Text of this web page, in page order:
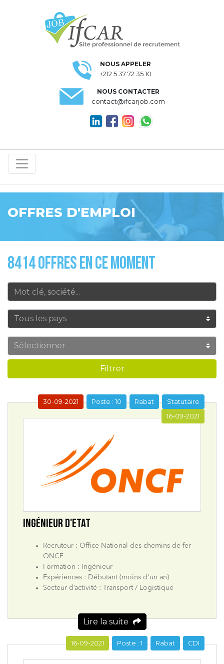
NOUS APPELER
+212 5 37 72 35 10
NOUS CONTACTER
contact@ifcarjob.com
OFFRES D'EMPLOI
8414 OFFRES EN CE MOMENT
Filtrer
INGÉNIEUR D'ETAT
Recruteur : Office National des chemins de fer-
ONCF
Formation : Ingénieur
Expériences : Débutant (moins d'un an)
Secteur d’activité : Transport / Logistique
Lire la suite
Statutaire
Rabat
Poste : 10
30-09-2021
16-09-2021
CDI
Rabat
Poste : 1
16-09-2021